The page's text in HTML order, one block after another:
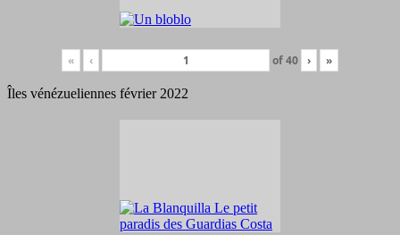
« ‹ of40 › »
Îles vénézueliennes février 2022